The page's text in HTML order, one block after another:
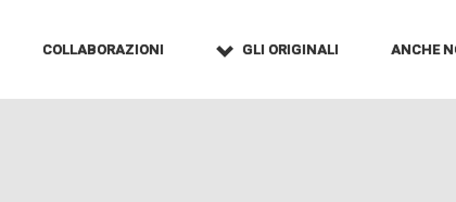
COLLABORAZIONI GLI ORIGINALI ANCHE